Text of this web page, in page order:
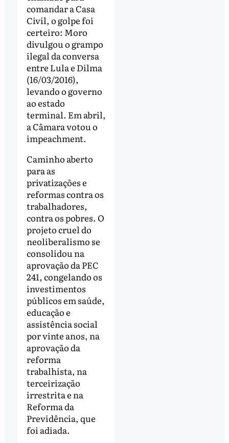
comandar a Casa
Civil, o golpe foi
certeiro: Moro
divulgou o grampo
ilegal da conversa
entre Lula e Dilma
(16/03/2016),
levando o governo
ao estado
terminal. Em abril,
a Câmara votou o
impeachment.
Caminho aberto
para as
privatizações e
reformas contra os
trabalhadores,
contra os pobres. O
projeto cruel do
neoliberalismo se
consolidou na
aprovação da PEC
241, congelando os
investimentos
públicos em saúde,
educação e
assistência social
por vinte anos, na
aprovação da
reforma
trabalhista, na
terceirização
irrestrita e na
Reforma da
Previdência, que
foi adiada.